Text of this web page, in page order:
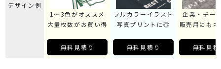
デザイン例
1～3色がオススメ
大量枚数がお買い得
無料見積り
フルカラーイラスト
写真プリントに◎
無料見積り
企業・チー
販売用にも
無料見積